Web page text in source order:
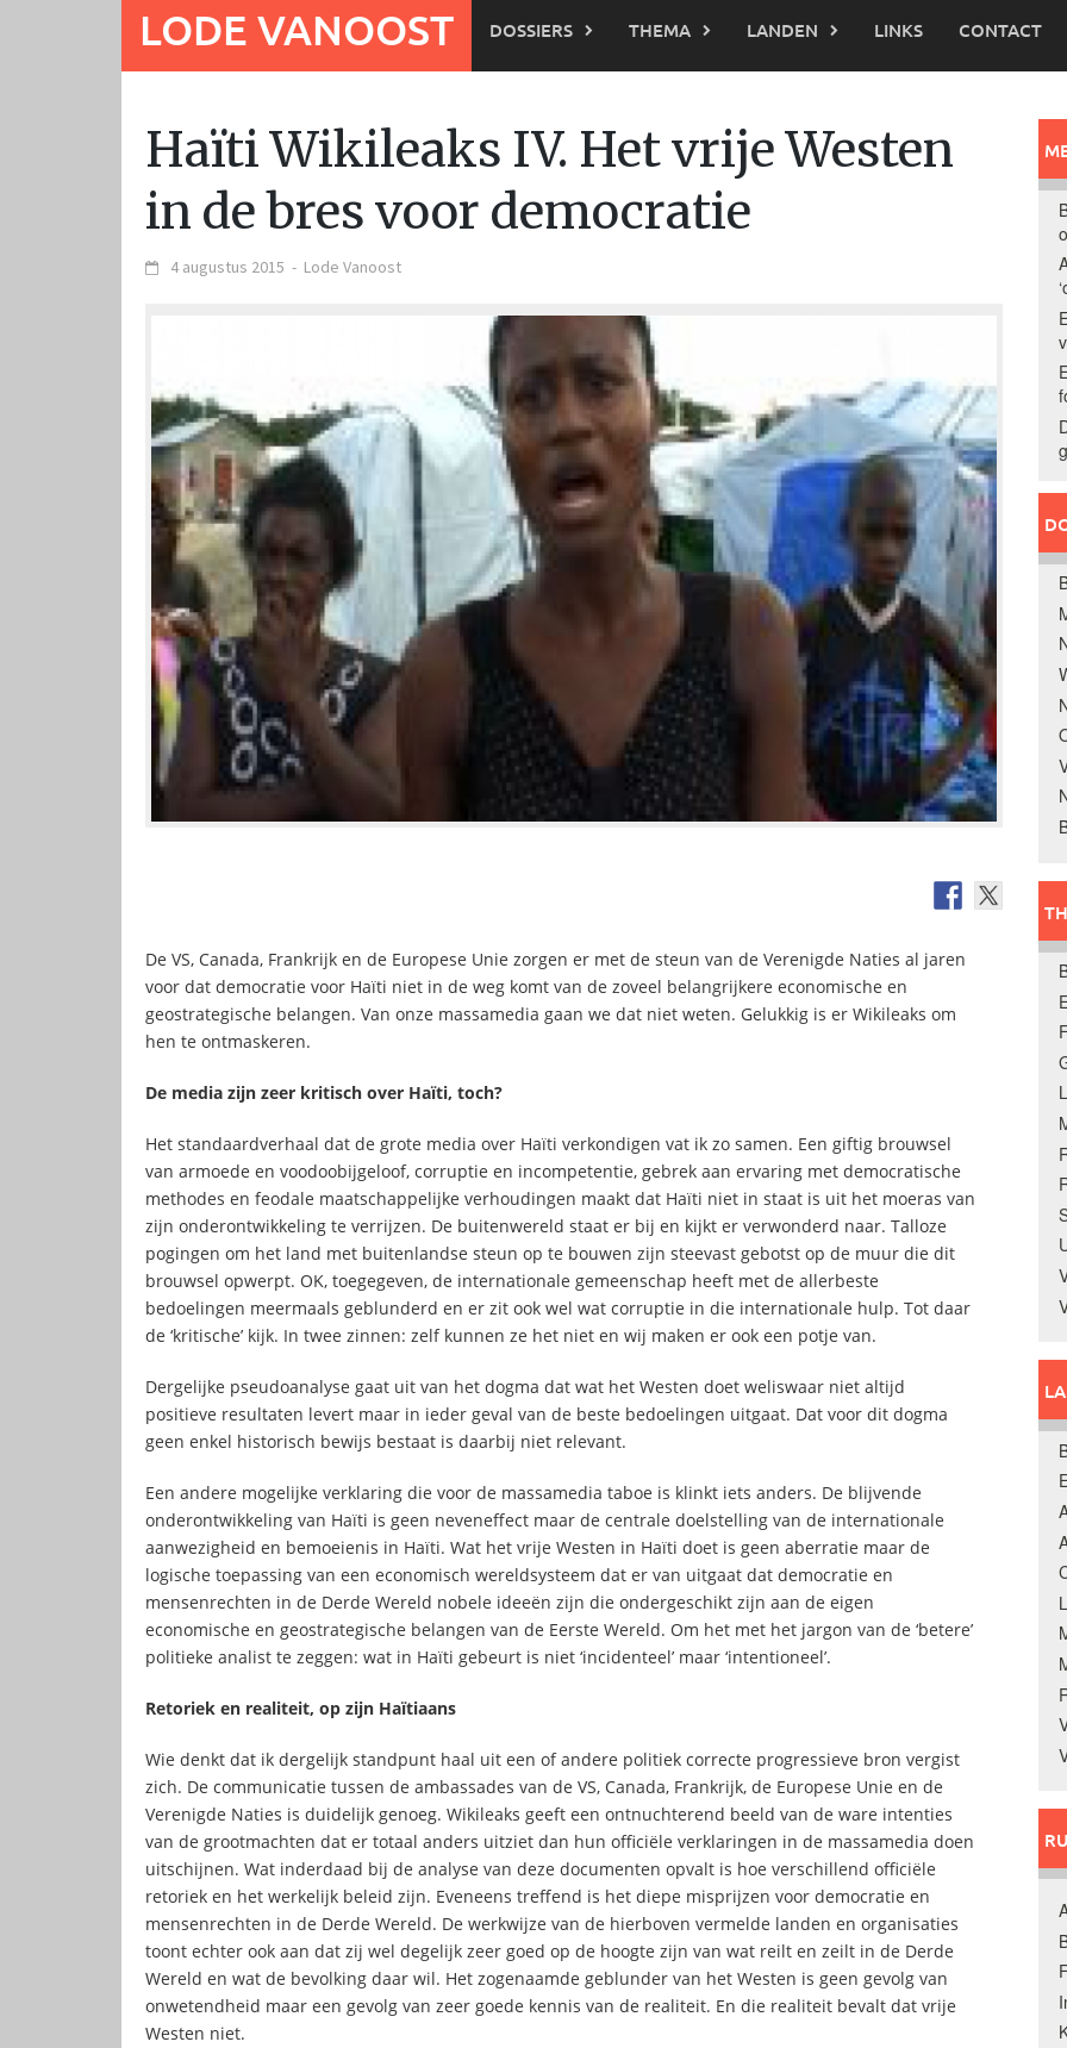
LODE VANOOST DOSSIERS THEMA LANDEN LINKS CONTACT
Haïti Wikileaks IV. Het vrije Westen
in de bres voor democratie
4 augustus 2015 - Lode Vanoost
De VS, Canada, Frankrijk en de Europese Unie zorgen er met de steun van de Verenigde Naties al jaren
voor dat democratie voor Haïti niet in de weg komt van de zoveel belangrijkere economische en
geostrategische belangen. Van onze massamedia gaan we dat niet weten. Gelukkig is er Wikileaks om
hen te ontmaskeren.
De media zijn zeer kritisch over Haïti, toch?
Het standaardverhaal dat de grote media over Haïti verkondigen vat ik zo samen. Een giftig brouwsel
van armoede en voodoobijgeloof, corruptie en incompetentie, gebrek aan ervaring met democratische
methodes en feodale maatschappelijke verhoudingen maakt dat Haïti niet in staat is uit het moeras van
zijn onderontwikkeling te verrijzen. De buitenwereld staat er bij en kijkt er verwonderd naar. Talloze
pogingen om het land met buitenlandse steun op te bouwen zijn steevast gebotst op de muur die dit
brouwsel opwerpt. OK, toegegeven, de internationale gemeenschap heeft met de allerbeste
bedoelingen meermaals geblunderd en er zit ook wel wat corruptie in die internationale hulp. Tot daar
de ‘kritische’ kijk. In twee zinnen: zelf kunnen ze het niet en wij maken er ook een potje van.
Dergelijke pseudoanalyse gaat uit van het dogma dat wat het Westen doet weliswaar niet altijd
positieve resultaten levert maar in ieder geval van de beste bedoelingen uitgaat. Dat voor dit dogma
geen enkel historisch bewijs bestaat is daarbij niet relevant.
Een andere mogelijke verklaring die voor de massamedia taboe is klinkt iets anders. De blijvende
onderontwikkeling van Haïti is geen neveneffect maar de centrale doelstelling van de internationale
aanwezigheid en bemoeienis in Haïti. Wat het vrije Westen in Haïti doet is geen aberratie maar de
logische toepassing van een economisch wereldsysteem dat er van uitgaat dat democratie en
mensenrechten in de Derde Wereld nobele ideeën zijn die ondergeschikt zijn aan de eigen
economische en geostrategische belangen van de Eerste Wereld. Om het met het jargon van de ‘betere’
politieke analist te zeggen: wat in Haïti gebeurt is niet ‘incidenteel’ maar ‘intentioneel’.
Retoriek en realiteit, op zijn Haïtiaans
Wie denkt dat ik dergelijk standpunt haal uit een of andere politiek correcte progressieve bron vergist
zich. De communicatie tussen de ambassades van de VS, Canada, Frankrijk, de Europese Unie en de
Verenigde Naties is duidelijk genoeg. Wikileaks geeft een ontnuchterend beeld van de ware intenties
van de grootmachten dat er totaal anders uitziet dan hun officiële verklaringen in de massamedia doen
uitschijnen. Wat inderdaad bij de analyse van deze documenten opvalt is hoe verschillend officiële
retoriek en het werkelijk beleid zijn. Eveneens treffend is het diepe misprijzen voor democratie en
mensenrechten in de Derde Wereld. De werkwijze van de hierboven vermelde landen en organisaties
toont echter ook aan dat zij wel degelijk zeer goed op de hoogte zijn van wat reilt en zeilt in de Derde
Wereld en wat de bevolking daar wil. Het zogenaamde geblunder van het Westen is geen gevolg van
onwetendheid maar een gevolg van zeer goede kennis van de realiteit. En die realiteit bevalt dat vrije
Westen niet.